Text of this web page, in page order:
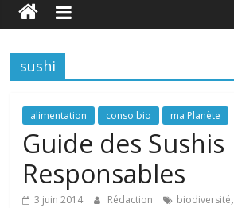
Santé
La
de
toute
famille
sushi
alimentation conso bio ma Planète
Guide des Sushis
Responsables
3 juin 2014 Rédaction biodiversité,